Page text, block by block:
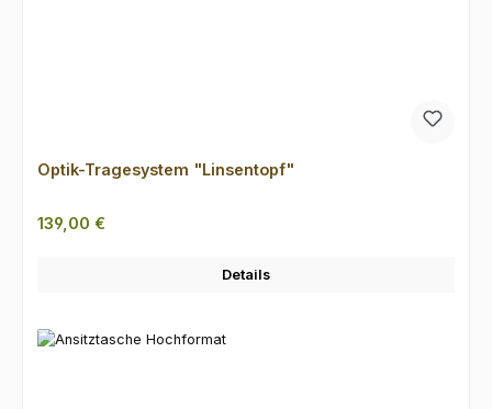
Optik-Tragesystem "Linsentopf"
Regulärer Preis:
139,00 €
Details